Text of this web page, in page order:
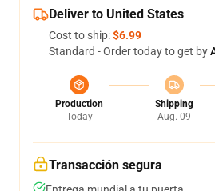
Deliver to United States
Cost to ship:$6.99
Standard - Order today to get by
Production
Today
Shipping
Aug. 09
Transacción segura